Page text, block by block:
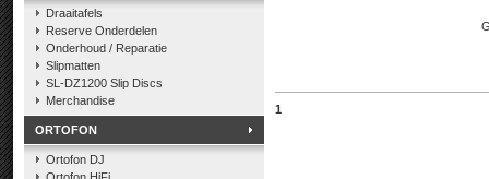
Draaitafels
Reserve Onderdelen
Onderhoud / Reparatie
Slipmatten
SL-DZ1200 Slip Discs
Merchandise
ORTOFON
Ortofon DJ
1